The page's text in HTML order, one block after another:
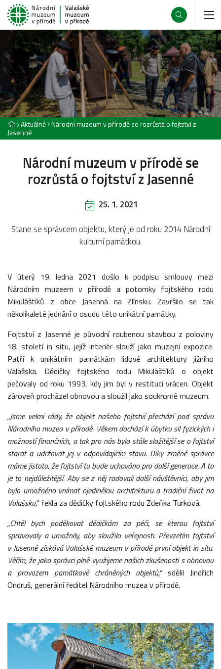
Aktuálně Národní muzeum v přírodě se rozrůstá o fojtství z
Jasenné
Národní muzeum v přírodě se
rozrůstá o fojtství z Jasenné
25. 1. 2021
Stane se správcem objektu, který je od roku 2014 Národní
kulturní památkou.
V úterý 19. ledna 2021 došlo k podpisu smlouvy mezi
Národním muzeem v přírodě a potomky fojtského rodu
Mikuláštíků z obce Jasenná na Zlínsku. Završilo se tak
několikaleté jednání o osudu této unikátní památky.
Fojtství z Jasenné je původní roubenou stavbou z poloviny
18. století in situ, jejíž interiér slouží jako muzejní expozice.
Patří k unikátním památkám lidové architektury jižního
Valašska. Dědičky fojtského rodu Mikuláštíků o objekt
pečovaly od roku 1993, kdy jim byl v restituci vrácen. Objekt
zároveň procházel obnovou a sloužil jako soukromé muzeum.
„Jsme velmi rády, že objekt našeho fojtství přechází pod správu
Národního muzea v přírodě. Věkem dochází k úbytku sil fyzických i
možností finančních, a tak pro nás bylo stále složitější se o fojtství
starat a udržovat jej v odpovídajícím stavu. Díky změně správce
máme jistotu, že fojtství tu bude uchováno pro další generace. A to
je to nejdůležitější. Aby se z něj radovali další návštěvníci, aby jim
bylo umožněno vnímat ojedinělou architekturu a tradiční život na
Valašsku,“ řekla za dědičky fojtského rodu Zdeňka Turková.
„Chtěl bych poděkovat dědičkám za péči, se kterou fojtství
spravovaly a umožnily, aby sloužilo veřejnosti. Převzetím fojtství
vJasenné získává Valašské muzeum v přírodě první objekt in situ.
Věřím, že jako správci plně využijeme našich zkušenosti sobnovou
a provozem památkově chráněných objektů,“ sdělil Jindřich
Ondruš, generální ředitel Národního muzea v přírodě.